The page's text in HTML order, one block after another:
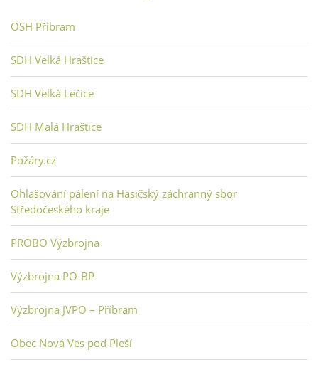
OSH Příbram
SDH Velká Hraštice
SDH Velká Lečice
SDH Malá Hraštice
Požáry.cz
Ohlašování pálení na Hasičský záchranný sbor
Středočeského kraje
PROBO Výzbrojna
Výzbrojna PO-BP
Výzbrojna JVPO – Příbram
Obec Nová Ves pod Pleší